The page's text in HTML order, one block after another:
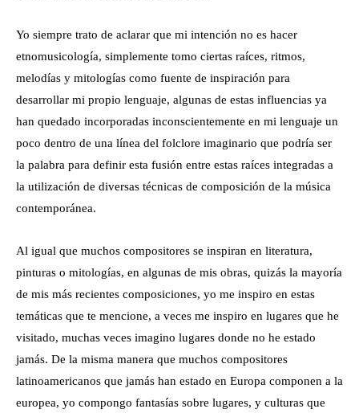
Yo siempre trato de aclarar que mi intención no es hacer
etnomusicología, simplemente tomo ciertas raíces, ritmos,
melodías y mitologías como fuente de inspiración para
desarrollar mi propio lenguaje, algunas de estas influencias ya
han quedado incorporadas inconscientemente en mi lenguaje un
poco dentro de una línea del folclore imaginario que podría ser
la palabra para definir esta fusión entre estas raíces integradas a
la utilización de diversas técnicas de composición de la música
contemporánea.
Al igual que muchos compositores se inspiran en literatura,
pinturas o mitologías, en algunas de mis obras, quizás la mayoría
de mis más recientes composiciones, yo me inspiro en estas
temáticas que te mencione, a veces me inspiro en lugares que he
visitado, muchas veces imagino lugares donde no he estado
jamás. De la misma manera que muchos compositores
latinoamericanos que jamás han estado en Europa componen a la
europea, yo compongo fantasías sobre lugares, y culturas que